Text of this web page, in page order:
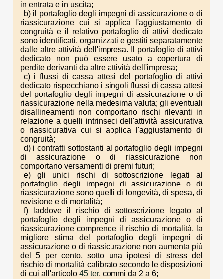
in entrata e in uscita;
b) il portafoglio degli impegni di assicurazione o di
riassicurazione cui si applica l'aggiustamento di
congruità e il relativo portafoglio di attivi dedicato
sono identificati, organizzati e gestiti separatamente
dalle altre attività dell'impresa. Il portafoglio di attivi
dedicato non può essere usato a copertura di
perdite derivanti da altre attività dell'impresa;
c) i flussi di cassa attesi del portafoglio di attivi
dedicato rispecchiano i singoli flussi di cassa attesi
del portafoglio degli impegni di assicurazione o di
riassicurazione nella medesima valuta; gli eventuali
disallineamenti non comportano rischi rilevanti in
relazione a quelli intrinseci dell'attività assicurativa
o riassicurativa cui si applica l'aggiustamento di
congruità;
d) i contratti sottostanti al portafoglio degli impegni
di assicurazione o di riassicurazione non
comportano versamenti di premi futuri;
e) gli unici rischi di sottoscrizione legati al
portafoglio degli impegni di assicurazione o di
riassicurazione sono quelli di longevità, di spesa, di
revisione e di mortalità;
f) laddove il rischio di sottoscrizione legato al
portafoglio degli impegni di assicurazione o di
riassicurazione comprende il rischio di mortalità, la
migliore stima del portafoglio degli impegni di
assicurazione o di riassicurazione non aumenta più
del 5 per cento, sotto una ipotesi di stress del
rischio di mortalità calibrato secondo le disposizioni
di cui all'articolo 45 ter, commi da 2 a 6;